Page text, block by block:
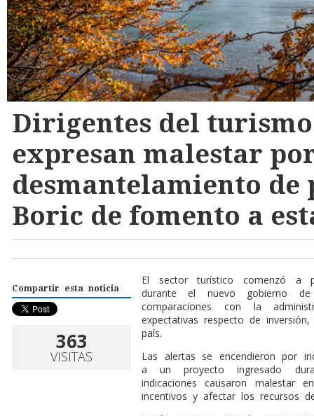
Dirigentes del
expresan malestar
desmantelamiento de
Boric de fomento a
Compartir esta noticia
363
VISITAS
El sector turístico comenzó a
durante el nuevo gobierno
comparaciones con la
expectativas respecto de
país.
Las alertas se encendieron por
a un proyecto ingresado
indicaciones causaron malestar
incentivos y afectar los recursos